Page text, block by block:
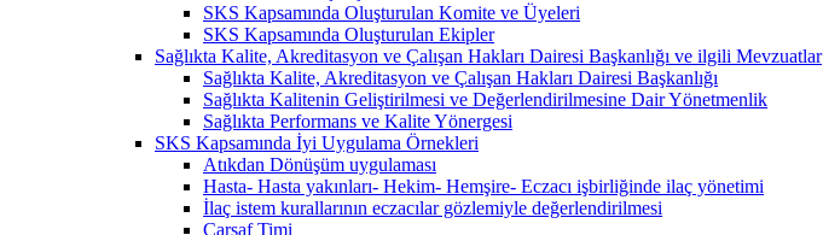
SKS Kapsamında Oluşturulan Komite ve Üyeleri
SKS Kapsamında Oluşturulan Ekipler
Sağlıkta Kalite, Akreditasyon ve Çalışan Hakları Dairesi Başkanlığı ve ilgili Mevzuatlar
Sağlıkta Kalite, Akreditasyon ve Çalışan Hakları Dairesi Başkanlığı
Sağlıkta Kalitenin Geliştirilmesi ve Değerlendirilmesine Dair Yönetmenlik
Sağlıkta Performans ve Kalite Yönergesi
SKS Kapsamında İyi Uygulama Örnekleri
Atıkdan Dönüşüm uygulaması
Hasta- Hasta yakınları- Hekim- Hemşire- Eczacı işbirliğinde ilaç yönetimi
İlaç istem kurallarının eczacılar gözlemiyle değerlendirilmesi
Çarşaf Timi